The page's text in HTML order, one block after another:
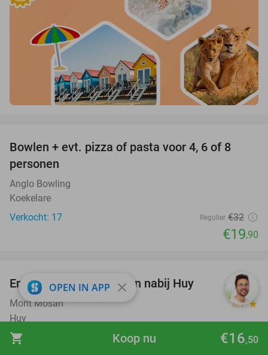
shopping_cart €16,50
Koop nu
Bowlen + evt. pizza of pasta voor 4, 6 of 8
personen
Anglo Bowling
Koekelare
Verkocht: 17
Regulier €32
€19,90
26%
Entree voor Mont Mosan nabij Huy
Mont Mosan 8.7 star
Huy
Verkocht: 8.225
Regulier €12
OPEN IN APP close